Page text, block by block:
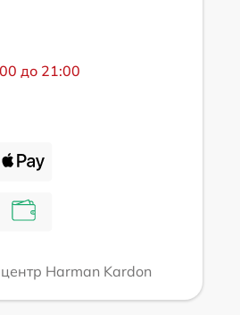
до 21:00
Harman Kardon